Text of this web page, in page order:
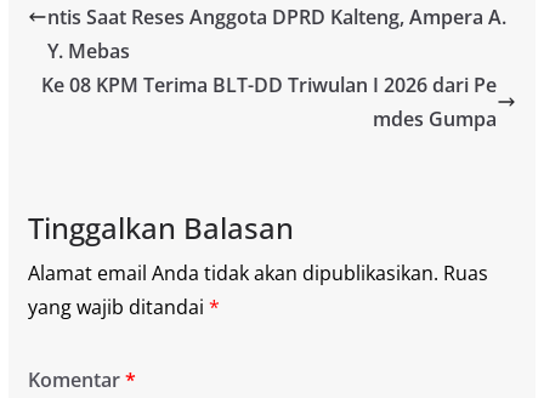
ntis Saat Reses Anggota DPRD Kalteng, Ampera A.
Y. Mebas
Ke 08 KPM Terima BLT-DD Triwulan I 2026 dari Pe
mdes Gumpa
Tinggalkan Balasan
Alamat email Anda tidak akan dipublikasikan. Ruas
yang wajib ditandai *
Komentar*